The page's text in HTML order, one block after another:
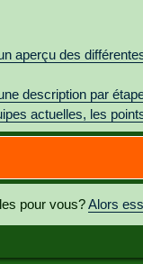
aperçu des
description par
actuelles, les
pour vous?Alors